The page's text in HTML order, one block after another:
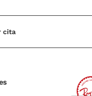
cita